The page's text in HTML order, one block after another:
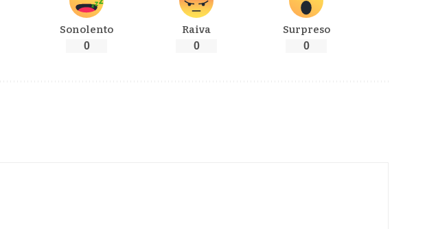
Sonolento
0
Raiva
0
Surpreso
0